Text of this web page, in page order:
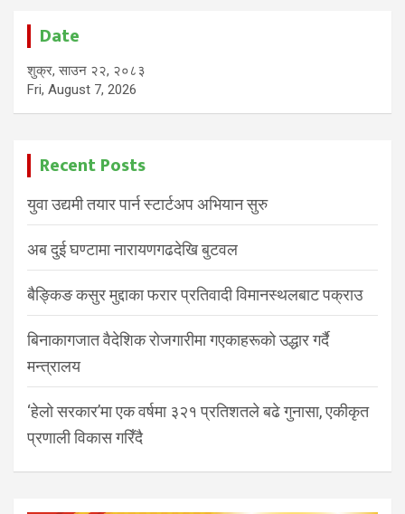
Date
शुक्र, साउन २२, २०८३
Fri, August 7, 2026
Recent Posts
युवा उद्यमी तयार पार्न स्टार्टअप अभियान सुरु
अब दुई घण्टामा नारायणगढदेखि बुटवल
बैङ्किङ कसुर मुद्दाका फरार प्रतिवादी विमानस्थलबाट पक्राउ
बिनाकागजात वैदेशिक रोजगारीमा गएकाहरूको उद्धार गर्दै
मन्त्रालय
‘हेलो सरकार’मा एक वर्षमा ३२१ प्रतिशतले बढे गुनासा, एकीकृत
प्रणाली विकास गरिँदै